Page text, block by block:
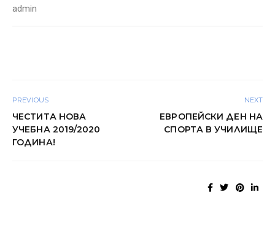
admin
PREVIOUS
ЧЕСТИТА НОВА
УЧЕБНА 2019/2020
ГОДИНА!
NEXT
ЕВРОПЕЙСКИ ДЕН НА
СПОРТА В УЧИЛИЩЕ